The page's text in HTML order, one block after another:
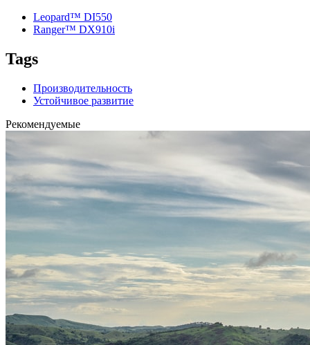
Leopard™ DI550
Ranger™ DX910i
Tags
Производительность
Устойчивое развитие
Рекомендуемые